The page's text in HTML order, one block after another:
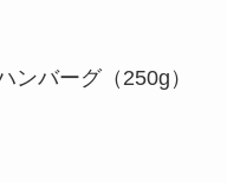
ンバーグ（250g）